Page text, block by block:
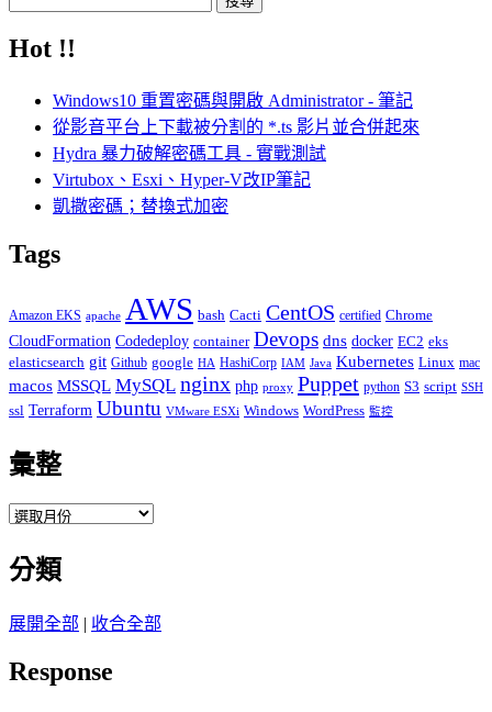
關
Hot !!
Windows10 重置密碼與開啟 Administrator - 筆記
從影音平台上下載被分割的 *.ts 影片並合併起來
Hydra 暴力破解密碼工具 - 實戰測試
Virtubox、Esxi、Hyper-V改IP筆記
凱撒密碼；替換式加密
Tags
Amazon EKS apache AWS bash Cacti CentOS certified Chrome
CloudFormation Codedeploy container Devops dns docker EC2 eks
elasticsearch git Github google HA HashiCorp IAM Java Kubernetes Linux mac
macos MSSQL MySQL nginx php proxy Puppet python S3 script SSH
ssl Terraform Ubuntu VMware ESXi Windows WordPress 監控
彙整
彙
分類
展開全部 | 收合全部
Response